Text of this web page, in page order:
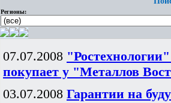
Регионы:
07.07.2008
покупает у "Металлов
03.07.2008 Гарантии на